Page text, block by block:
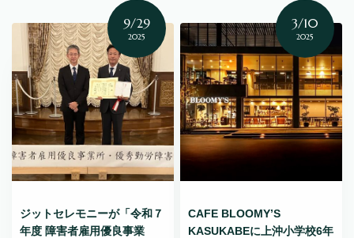
9/29
2025
ジットセレモニーが「令和７
年度 障害者雇用優良事業
3/10
2025
CAFE BLOOMY’S
KASUKABEに上沖小学校6年